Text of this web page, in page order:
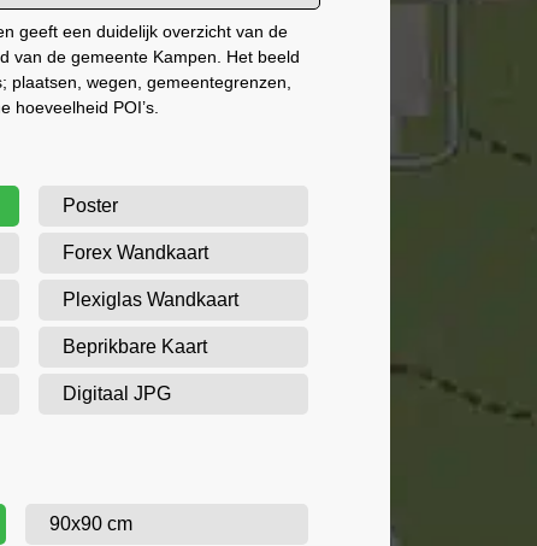
geeft een duidelijk overzicht van de
van de gemeente Kampen. Het beeld
plaatsen, wegen, gemeentegrenzen,
hoeveelheid POI’s.
Poster
Forex Wandkaart
Plexiglas Wandkaart
Beprikbare Kaart
Digitaal JPG
90x90 cm